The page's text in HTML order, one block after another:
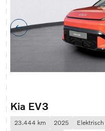
Kia EV3
23.444 km 2025 Elektrisch